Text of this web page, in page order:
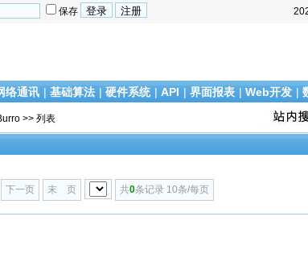
保存
络通讯 | 基础算法 | 硬件系统 | API | 界面报表 | Web开发 |
>> 列表
下一页 末 页 共0条记录 10条/每页